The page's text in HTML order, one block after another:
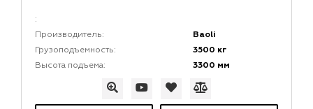
:
Производитель:
Baoli
Грузоподъемность: 3500 кг
Высота подъема: 3300 мм